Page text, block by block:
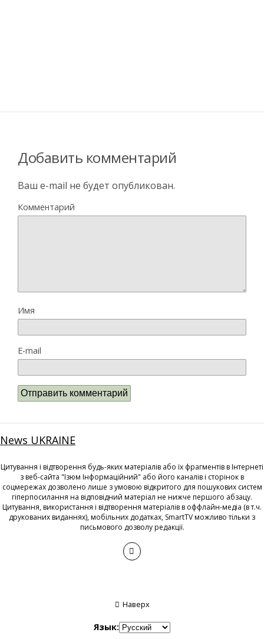
Добавить комментарий
Ваш e-mail не будет опубликован.
Комментарий
Имя
E-mail
News UKRAINE
Цитування і відтворення будь-яких матеріалів або їх фрагментів в Інтернеті
з веб-сайта "Ізюм Інформаційний" або його каналів і сторінок в
соцмережах дозволено лише з умовою відкритого для пошукових систем
гіперпосилання на відповідний матеріал не нижче першого абзацу.
Цитування, використання і відтворення матеріалів в оффлайн-медіа (в т.ч.
друкованих виданнях), мобільних додатках, SmartTV можливо тільки з
письмового дозволу редакції.
Наверх
Язык: